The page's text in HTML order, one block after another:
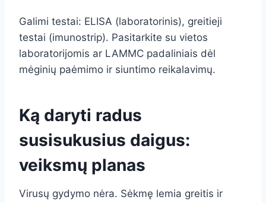
Galimi testai: ELISA (laboratorinis), greitieji
testai (imunostrip). Pasitarkite su vietos
laboratorijomis ar LAMMC padaliniais dėl
mėginių paėmimo ir siuntimo reikalavimų.
Ką daryti radus
susisukusius daigus:
veiksmų planas
Virusų gydymo nėra. Sėkmę lemia greitis ir